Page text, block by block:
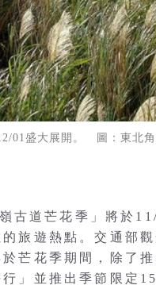
01盛大展開。 圖：東北
古道芒花季」將於
旅遊熱點。交通部
芒花季期間，除了
」並推出季節限定